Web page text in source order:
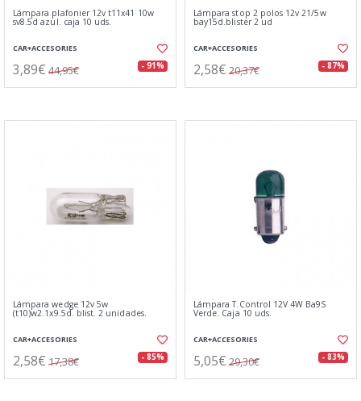
Lámpara plafonier 12v t11x41 10w
sv8.5d azul. caja 10 uds.
CAR+ACCESORIES
3,89€ 44,95€ - 91%
Lámpara stop 2 polos 12v 21/5w
bay15d.blister 2 ud
CAR+ACCESORIES
2,58€ 20,37€ - 87%
Lámpara wedge 12v 5w
(t10)w2.1x9.5d. blist. 2 unidades.
CAR+ACCESORIES
2,58€ 17,38€ - 85%
Lámpara T.Control 12V 4W Ba9S
Verde. Caja 10 uds.
CAR+ACCESORIES
5,05€ 29,30€ - 83%